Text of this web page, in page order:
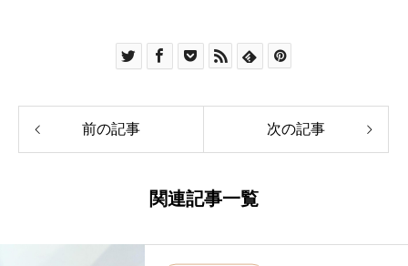
前の記事 次の記事
関連記事一覧